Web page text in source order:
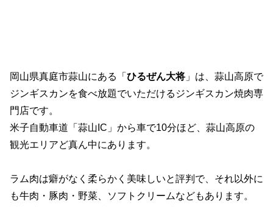
岡山県真庭市蒜山にある「 ひるぜん大将 」は、蒜山高原で
ジンギスカンを食べ放題でいただけるジンギスカン焼肉専
門店です。
米子自動車道「蒜山IC」から車で10分ほど、蒜山高原の
観光エリアど真ん中にあります。
ラム肉は癖がなく柔らかく美味しいと評判で、それ以外に
も牛肉・豚肉・野菜、ソフトクリームなどもあります。